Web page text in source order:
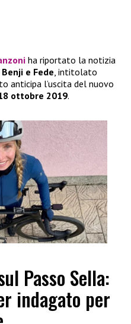
ha riportato la notizia
Benji e Fede , intitolato
anticipa l’uscita del nuovo
ottobre 2019.
Passo Sella:
indagato per